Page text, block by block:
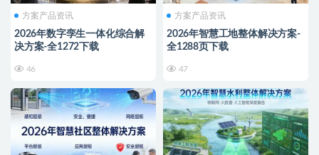
方案产品资讯
2026年数字孪生一体化综合解
决方案-全1272下载
46
方案产品资讯
2026年智慧工地整体解决方案-
全1288页下载
47